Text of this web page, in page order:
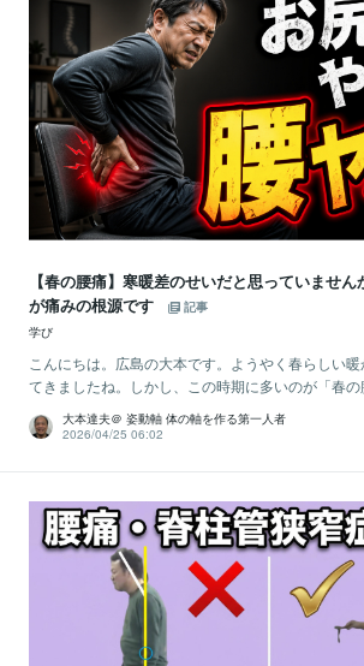
【春の腰痛】寒暖差のせいだと思っていません
が痛みの根源です
記事
学び
こんにちは。広島の大本です。ようやく春らしい
てきましたね。しかし、この時期に多いのが「春の
大本達夫＠ 姿動軸 体の軸を作る第一人者
2026/04/25 06:02